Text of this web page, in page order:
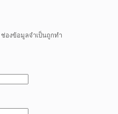
ช่องข้อมูลจำเป็นถูกทำ